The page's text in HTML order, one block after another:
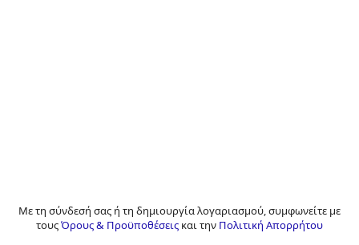
Με τη σύνδεσή σας ή τη δημιουργία λογαριασμού, συμφωνείτε με
τουςΌρους & Προϋποθέσεις και την Πολιτική Απορρήτου